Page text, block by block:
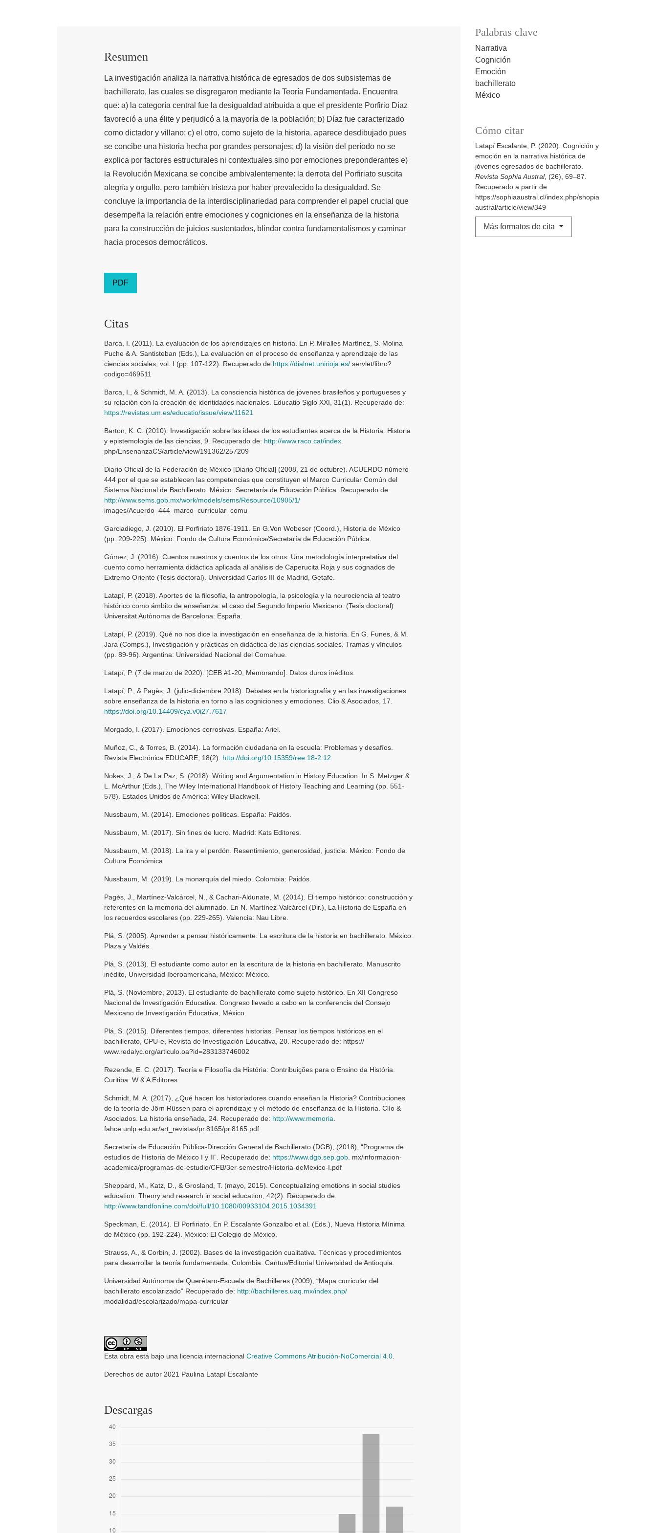
Palabras clave
Narrativa
Cognición
Emoción
bachillerato
México
Cómo citar
Latapí Escalante, P. (2020). Cognición y
emoción en la narrativa histórica de
jóvenes egresados de bachillerato.
Revista Sophia Austral, (26), 69–87.
Recuperado a partir de
https://sophiaaustral.cl/index.php/shopia
austral/article/view/349
Más formatos de cita
Resumen
La investigación analiza la narrativa histórica de egresados de dos subsistemas de
bachillerato, las cuales se disgregaron mediante la Teoría Fundamentada. Encuentra
que: a) la categoría central fue la desigualdad atribuida a que el presidente Porfirio Díaz
favoreció a una élite y perjudicó a la mayoría de la población; b) Díaz fue caracterizado
como dictador y villano; c) el otro, como sujeto de la historia, aparece desdibujado pues
se concibe una historia hecha por grandes personajes; d) la visión del período no se
explica por factores estructurales ni contextuales sino por emociones preponderantes e)
la Revolución Mexicana se concibe ambivalentemente: la derrota del Porfiriato suscita
alegría y orgullo, pero también tristeza por haber prevalecido la desigualdad. Se
concluye la importancia de la interdisciplinariedad para comprender el papel crucial que
desempeña la relación entre emociones y cogniciones en la enseñanza de la historia
para la construcción de juicios sustentados, blindar contra fundamentalismos y caminar
hacia procesos democráticos.
PDF
Citas
Barca, I. (2011). La evaluación de los aprendizajes en historia. En P. Miralles Martínez, S. Molina
Puche & A. Santisteban (Eds.), La evaluación en el proceso de enseñanza y aprendizaje de las
ciencias sociales, vol. I (pp. 107-122). Recuperado de https://dialnet.unirioja.es/ servlet/libro?
codigo=469511
Barca, I., & Schmidt, M. A. (2013). La consciencia histórica de jóvenes brasileños y portugueses y
su relación con la creación de identidades nacionales. Educatio Siglo XXI, 31(1). Recuperado de:
https://revistas.um.es/educatio/issue/view/11621
Barton, K. C. (2010). Investigación sobre las ideas de los estudiantes acerca de la Historia. Historia
y epistemología de las ciencias, 9. Recuperado de: http://www.raco.cat/index
php/EnsenanzaCS/article/view/191362/257209
Diario Oficial de la Federación de México [Diario Oficial] (2008, 21 de octubre). ACUERDO número
444 por el que se establecen las competencias que constituyen el Marco Curricular Común del
Sistema Nacional de Bachillerato. México: Secretaría de Educación Pública. Recuperado de:
http://www.sems.gob.mx/work/models/sems/Resource/10905/1/
images/Acuerdo_444_marco_curricular_comu
Garciadiego, J. (2010). El Porfiriato 1876-1911. En G.Von Wobeser (Coord.), Historia de México
(pp. 209-225). México: Fondo de Cultura Económica/Secretaría de Educación Pública.
Gómez, J. (2016). Cuentos nuestros y cuentos de los otros: Una metodología interpretativa del
cuento como herramienta didáctica aplicada al análisis de Caperucita Roja y sus cognados de
Extremo Oriente (Tesis doctoral). Universidad Carlos III de Madrid, Getafe.
Latapí, P. (2018). Aportes de la filosofía, la antropología, la psicología y la neurociencia al teatro
histórico como ámbito de enseñanza: el caso del Segundo Imperio Mexicano. (Tesis doctoral)
Universitat Autònoma de Barcelona: España.
Latapí, P. (2019). Qué no nos dice la investigación en enseñanza de la historia. En G. Funes, & M.
Jara (Comps.), Investigación y prácticas en didáctica de las ciencias sociales. Tramas y vínculos
(pp. 89-96). Argentina: Universidad Nacional del Comahue.
Latapí, P. (7 de marzo de 2020). [CEB #1-20, Memorando]. Datos duros inéditos.
Latapí, P., & Pagès, J. (julio-diciembre 2018). Debates en la historiografía y en las investigaciones
sobre enseñanza de la historia en torno a las cogniciones y emociones. Clio & Asociados, 17.
https://doi.org/10.14409/cya.v0i27.7617
Morgado, I. (2017). Emociones corrosivas. España: Ariel.
Muñoz, C., & Torres, B. (2014). La formación ciudadana en la escuela: Problemas y desafíos.
Revista Electrónica EDUCARE, 18(2). http://doi.org/10.15359/ree.18-2.12
Nokes, J., & De La Paz, S. (2018). Writing and Argumentation in History Education. In S. Metzger &
L. McArthur (Eds.), The Wiley International Handbook of History Teaching and Learning (pp. 551-
578). Estados Unidos de América: Wiley Blackwell.
Nussbaum, M. (2014). Emociones políticas. España: Paidós.
Nussbaum, M. (2017). Sin fines de lucro. Madrid: Kats Editores.
Nussbaum, M. (2018). La ira y el perdón. Resentimiento, generosidad, justicia. México: Fondo de
Cultura Económica.
Nussbaum, M. (2019). La monarquía del miedo. Colombia: Paidós.
Pagès, J., Martínez-Valcárcel, N., & Cachari-Aldunate, M. (2014). El tiempo histórico: construcción y
referentes en la memoria del alumnado. En N. Martínez-Valcárcel (Dir.), La Historia de España en
los recuerdos escolares (pp. 229-265). Valencia: Nau Libre.
Plá, S. (2005). Aprender a pensar históricamente. La escritura de la historia en bachillerato. México:
Plaza y Valdés.
Plá, S. (2013). El estudiante como autor en la escritura de la historia en bachillerato. Manuscrito
inédito, Universidad Iberoamericana, México: México.
Plá, S. (Noviembre, 2013). El estudiante de bachillerato como sujeto histórico. En XII Congreso
Nacional de Investigación Educativa. Congreso llevado a cabo en la conferencia del Consejo
Mexicano de Investigación Educativa, México.
Plá, S. (2015). Diferentes tiempos, diferentes historias. Pensar los tiempos históricos en el
bachillerato, CPU-e, Revista de Investigación Educativa, 20. Recuperado de: https://
www.redalyc.org/articulo.oa?id=283133746002
Rezende, E. C. (2017). Teoría e Filosofía da História: Contribuições para o Ensino da História.
Curitiba: W & A Editores.
Schmidt, M. A. (2017), ¿Qué hacen los historiadores cuando enseñan la Historia? Contribuciones
de la teoría de Jörn Rüssen para el aprendizaje y el método de enseñanza de la Historia. Clío &
Asociados. La historia enseñada, 24. Recuperado de: http://www.memoria
fahce.unlp.edu.ar/art_revistas/pr.8165/pr.8165.pdf
Secretaría de Educación Pública-Dirección General de Bachillerato (DGB), (2018), “Programa de
estudios de Historia de México I y II”. Recuperado de: https://www.dgb.sep.gob . mx/informacion-
academica/programas-de-estudio/CFB/3er-semestre/Historia-deMexico-I.pdf
Sheppard, M., Katz, D., & Grosland, T. (mayo, 2015). Conceptualizing emotions in social studies
education. Theory and research in social education, 42(2). Recuperado de:
http://www.tandfonline.com/doi/full/10.1080/00933104.2015.1034391
Speckman, E. (2014). El Porfiriato. En P. Escalante Gonzalbo et al. (Eds.), Nueva Historia Mínima
de México (pp. 192-224). México: El Colegio de México.
Strauss, A., & Corbin, J. (2002). Bases de la investigación cualitativa. Técnicas y procedimientos
para desarrollar la teoría fundamentada. Colombia: Cantus/Editorial Universidad de Antioquia.
Universidad Autónoma de Querétaro-Escuela de Bachilleres (2009), “Mapa curricular del
bachillerato escolarizado” Recuperado de: http://bachilleres.uaq.mx/index.php/
modalidad/escolarizado/mapa-curricular
Esta obra está bajo una licencia internacional Creative Commons Atribución-NoComercial 4.0
Derechos de autor 2021 Paulina Latapí Escalante
Descargas